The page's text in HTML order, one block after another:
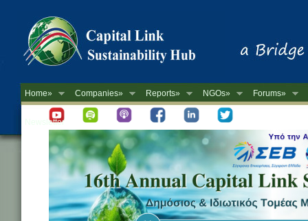
Home» Companies» Reports» NGOs» Forums»
Newsletter